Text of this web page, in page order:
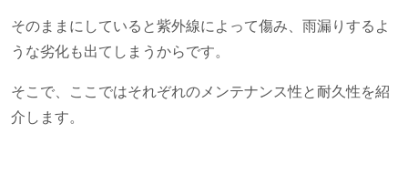
そのままにしていると紫外線によって傷み、雨漏りするよ
うな劣化も出てしまうからです。
そこで、ここではそれぞれのメンテナンス性と耐久性を紹
介します。